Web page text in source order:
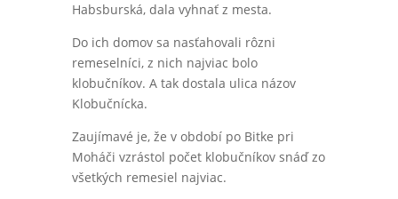
Habsburská, dala vyhnať z mesta.
Do ich domov sa nasťahovali rôzni
remeselníci, z nich najviac bolo
klobučníkov. A tak dostala ulica názov
Klobučnícka.
Zaujímavé je, že v období po Bitke pri
Moháči vzrástol počet klobučníkov snáď zo
všetkých remesiel najviac.